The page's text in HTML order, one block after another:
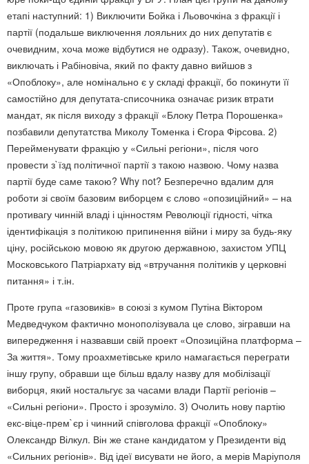
етапі наступний: 1) Виключити Бойка і Льовочкіна з фракції і
партії (подальше виключення лояльних до них депутатів є
очевидним, хоча може відбутися не одразу). Також, очевидно,
виключать і Рабіновіча, який по факту давно вийшов з
«Опоблоку», але номінально є у складі фракції, бо покинути її
самостійно для депутата-списочника означає ризик втрати
мандат, як після виходу з фракції «Блоку Петра Порошенка»
позбавили депутатства Миколу Томенка і Єгора Фірсова. 2)
Перейменувати фракцію у «Сильні регіони», після чого
провести з`їзд політичної партії з такою назвою. Чому назва
партії буде саме такою? Why not? Безперечно вдалим для
роботи зі своїм базовим виборцем є слово «опозиційний» – на
противагу чинній владі і цінностям Революції гідності, чітка
ідентифікація з політикою припинення війни і миру за будь-яку
ціну, російською мовою як другою державною, захистом УПЦ
Московського Патріархату від «втручання політиків у церковні
питання» і т.ін.
Проте група «газовиків» в союзі з кумом Путіна Віктором
Медведчуком фактично монополізувала це слово, зігравши на
випередження і назвавши свій проект «Опозиційна платформа –
За життя». Тому проахметівське крило намагається переграти
іншу групу, обравши ще більш вдалу назву для мобілізації
виборця, який ностальгує за часами влади Партії регіонів –
«Сильні регіони». Просто і зрозуміло. 3) Очолить нову партію
екс-віце-прем`єр і чинний співголова фракції «Опоблоку»
Олександр Вілкул. Він же стане кандидатом у Президенти від
«Сильних регіонів». Від ідеї висувати не його, а мерів Маріуполя